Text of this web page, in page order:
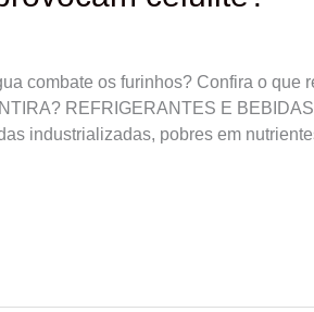
combate os furinhos? Confira o que
REFRIGERANTES E
industrializadas, pobres em